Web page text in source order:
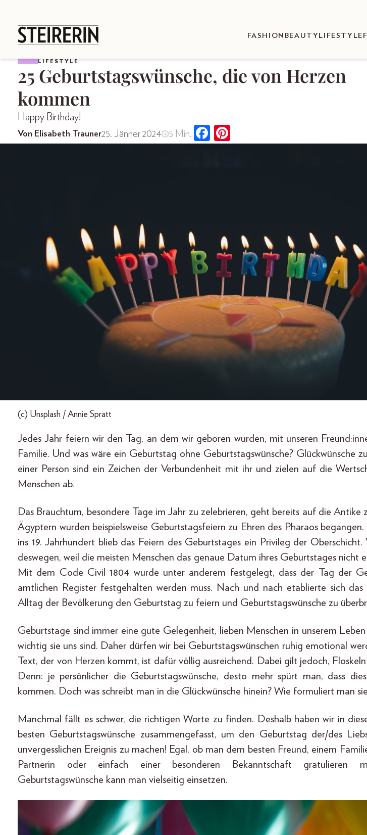
FASHION BEAUTY LIFESTYLE
LIFESTYLE
25 Geburtstagswünsche, die von Herzen
kommen
Happy Birthday!
Von Elisabeth Trauner25. Jänner 2024 5 Min.
(c) Unsplash / Annie Spratt
Jedes Jahr feiern wir den Tag, an dem wir geboren wurden, mit unseren
Familie. Und was wäre ein Geburtstag ohne Geburtstagswünsche? Glückwünsche
einer Person sind ein Zeichen der Verbundenheit mit ihr und zielen auf die
Menschen ab.
Das Brauchtum, besondere Tage im Jahr zu zelebrieren, geht bereits auf die Antike
Ägyptern wurden beispielsweise Geburtstagsfeiern zu Ehren des Pharaos
ins 19. Jahrhundert blieb das Feiern des Geburtstages ein Privileg der Oberschicht.
deswegen, weil die meisten Menschen das genaue Datum ihres Geburtstages nicht
Mit dem Code Civil 1804 wurde unter anderem festgelegt, dass der Tag der
amtlichen Register festgehalten werden muss. Nach und nach etablierte sich
Alltag der Bevölkerung den Geburtstag zu feiern und Geburtstagswünsche zu
Geburtstage sind immer eine gute Gelegenheit, lieben Menschen in unserem
wichtig sie uns sind. Daher dürfen wir bei Geburtstagswünschen ruhig emotional
Text, der von Herzen kommt, ist dafür völlig ausreichend. Dabei gilt jedoch,
Denn: je persönlicher die Geburtstagswünsche, desto mehr spürt man, dass
kommen. Doch was schreibt man in die Glückwünsche hinein? Wie formuliert man
Manchmal fällt es schwer, die richtigen Worte zu finden. Deshalb haben wir in
besten Geburtstagswünsche zusammengefasst, um den Geburtstag der/des
unvergesslichen Ereignis zu machen! Egal, ob man dem besten Freund, einem
Partnerin oder einfach einer besonderen Bekanntschaft gratulieren
Geburtstagswünsche kann man vielseitig einsetzen.